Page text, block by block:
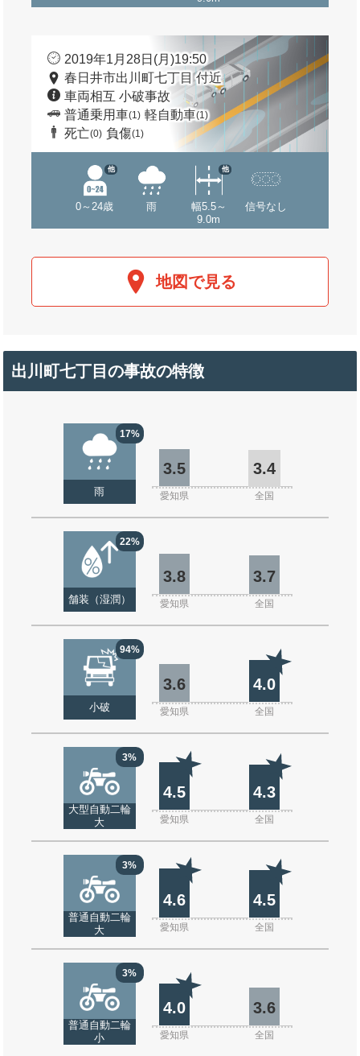
2019年1月28日(月)19:50
春日井市出川町七丁目 付近
車両相互 小破事故
普通乗用車(1) 軽自動車(1)
死亡(0) 負傷(1)
0～24歳
他
雨
幅5.5～
9.0m
他
信号なし
地図で見る
出川町七丁目の事故の特徴
17%
雨
3.5 3.4
愛知県 全国
22%
舗装（湿潤）
3.8 3.7
愛知県 全国
94%
小破
3.6 4.0
愛知県 全国
3%
大型自動二輪
大
4.5 4.3
愛知県 全国
3%
普通自動二輪
大
4.6 4.5
愛知県 全国
3%
普通自動二輪
小
4.0 3.6
愛知県 全国